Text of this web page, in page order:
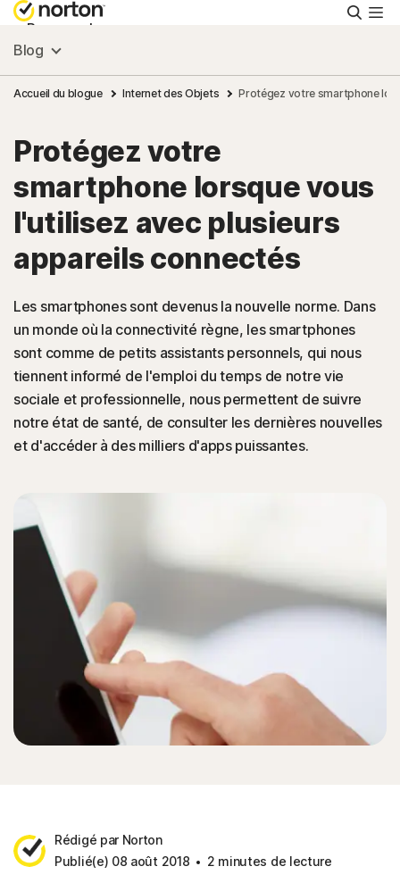
Personnel
Small Business
Ressources
Support
Essayer gratuitement
France
Connexion
Blog
Accueil du blogue Internet des Objets Protégez votre smartphone
Protégez votre
smartphone lorsque vous
l'utilisez avec plusieurs
appareils connectés
Les smartphones sont devenus la nouvelle norme. Dans
un monde où la connectivité règne, les smartphones
sont comme de petits assistants personnels, qui nous
tiennent informé de l'emploi du temps de notre vie
sociale et professionnelle, nous permettent de suivre
notre état de santé, de consulter les dernières nouvelles
et d'accéder à des milliers d'apps puissantes.
Rédigé par Norton
Publié(e) 08 août 2018
2 minutes de lecture